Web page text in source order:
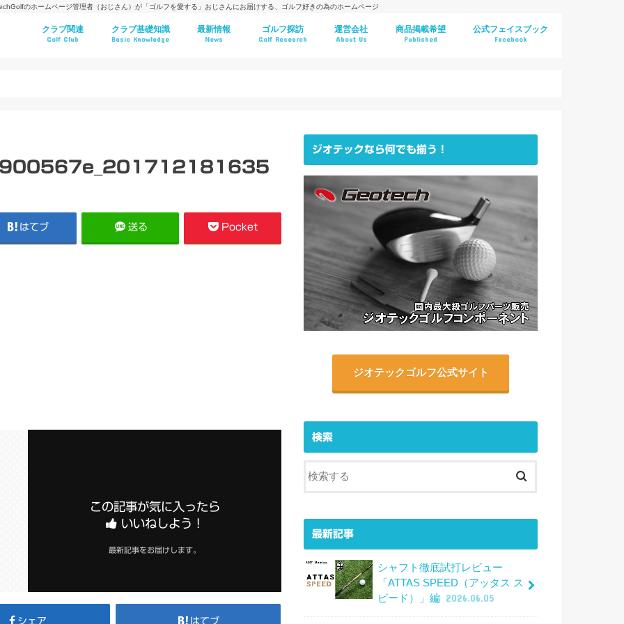
のホームページ管理者（おじさん）が「ゴルフを愛する」おじさんにお届けする、ゴルフ好きの為のホームページ
クラブ関連
Golf Club
クラブ基礎知識
Basic Knowledge
最新情報
News
ゴルフ探訪
Golf Research
運営会社
About Us
商品掲載希望
Published
公式フェイスブック
Facebook
はてブ 送る Pocket
この記事が気に入ったら
いいねしよう！
最新記事をお届けします。
シェア はてブ
ジオテックなら何でも揃う！
ジオテックゴルフ公式サイト
検索
最新記事
シャフト徹底試打レビュー
「ATTAS SPEED（アッタス ス
ピード）」編 2026.06.05